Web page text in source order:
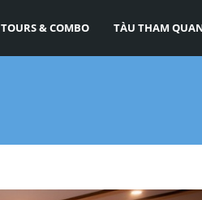
TOURS & COMBO TÀU THAM